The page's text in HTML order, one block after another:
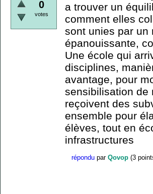
0
votes
a trouver un
comment elles
sont unies par un
épanouissante,
Une école qui
disciplines,
avantage, pour
sensibilisation de
reçoivent des
ensemble pour
élèves, tout en
infrastructures
répondu par Qovop (3